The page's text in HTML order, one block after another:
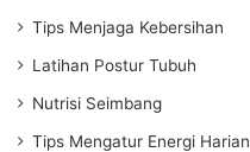
Tips Menjaga Kebersihan
Latihan Postur Tubuh
Nutrisi Seimbang
Tips Mengatur Energi Harian